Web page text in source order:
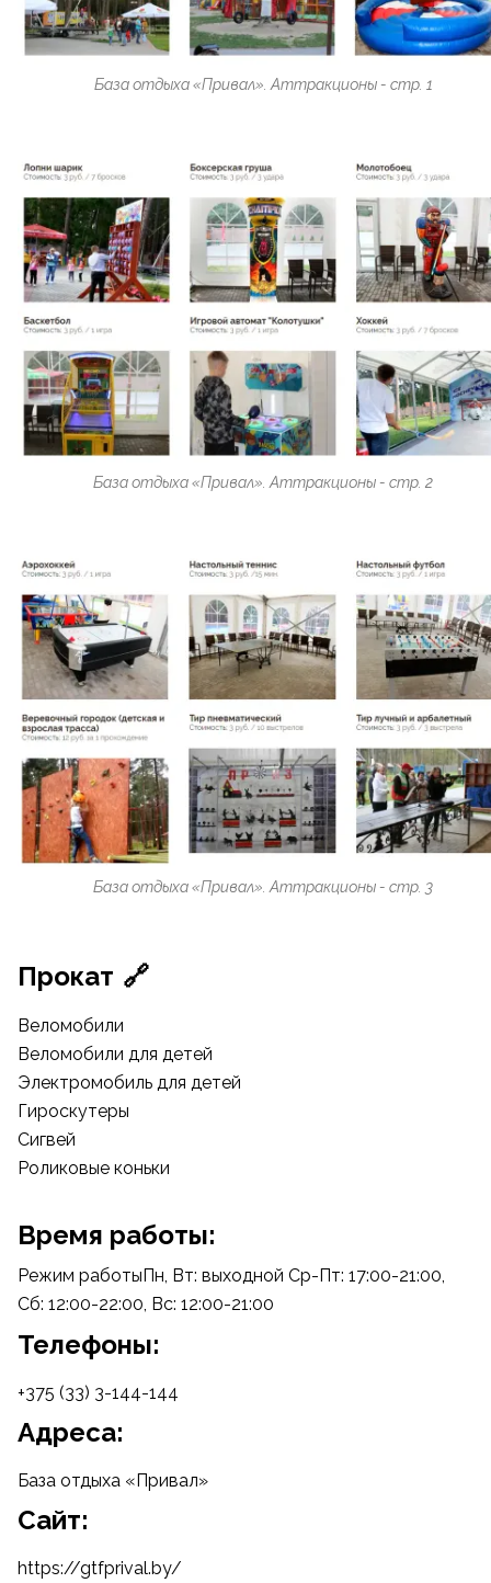
База отдыха «Привал». Аттракционы - стр. 1
База отдыха «Привал». Аттракционы - стр. 2
База отдыха «Привал». Аттракционы - стр. 3
Прокат 🔗
Веломобили
Веломобили для детей
Электромобиль для детей
Гироскутеры
Сигвей
Роликовые коньки
Время работы:
Режим работыПн, Вт: выходной Ср-Пт: 17:00-21:00,
Сб: 12:00-22:00, Вс: 12:00-21:00
Телефоны:
+375 (33) 3-144-144
Адреса:
База отдыха «Привал»
Cайт:
https://gtfprival.by/